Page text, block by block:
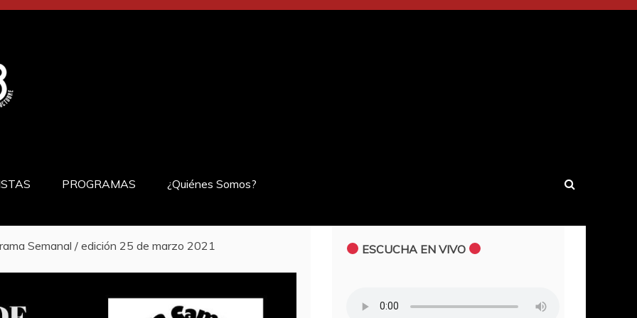
PROGRAMAS ¿Quiénes Somos?
Semanal / edición 25 de marzo 2021 ESCUCHA EN VIVO